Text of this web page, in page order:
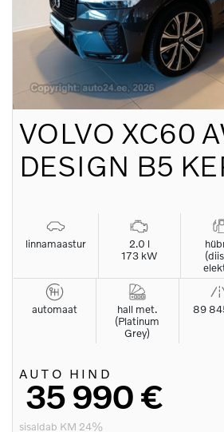
VOLVO XC60
DESIGN B5
linnamaastur
2.0 l
173 kW
automaat
hall met.
(Platinum
Grey)
89
AUTO HIND
35 990 €
sisaldab KM 24%